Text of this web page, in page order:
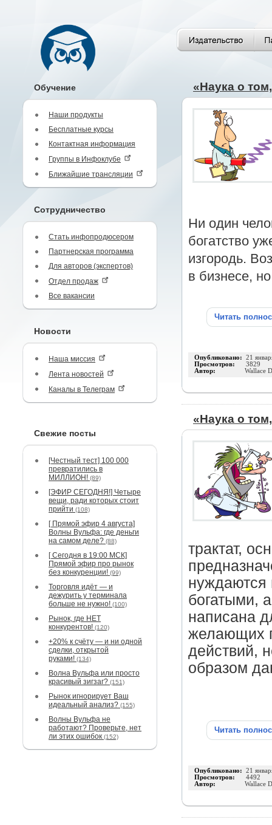
Обучение
Наши продукты
Бесплатные курсы
Контактная информация
Группы в Инфоклубе
Ближайшие трансляции
Сотрудничество
Стать инфопродюсером
Партнерская программа
Для авторов (экспертов)
Отдел продаж
Все вакансии
Новости
Наша миссия
Лента новостей
Каналы в Телеграм
Свежие посты
[Честный тест] 100 000
превратились в
МИЛЛИОН! (89)
[ЭФИР СЕГОДНЯ!] Четыре
вещи, ради которых стоит
прийти (108)
[ Прямой эфир 4 августа]
Волны Вульфа: где деньги
на самом деле? (88)
[ Сегодня в 19:00 МСК]
Прямой эфир про рынок
без конкуренции! (99)
Торговля идёт — и
дежурить у терминала
больше не нужно! (100)
Рынок, где НЕТ
конкурентов! (120)
+20% к счёту — и ни одной
сделки, открытой
руками! (134)
Волна Вульфа или просто
красивый зигзаг? (151)
Рынок игнорирует Ваш
идеальный анализ? (155)
Волны Вульфа не
работают? Проверьте, нет
ли этих ошибок (152)
«Наука о
Ни один
богатство
изгородь.
в бизнесе,
Читать
Опубликовано: 21
Просмотров: 3829
Автор: Wallace
«Наука о
трактат,
нуждаются
богатыми,
написана
желающих
действий,
образом
Читать
Опубликовано: 21
Просмотров: 4492
Автор: Wallace